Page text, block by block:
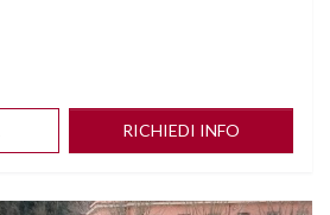
RICHIEDI INFO